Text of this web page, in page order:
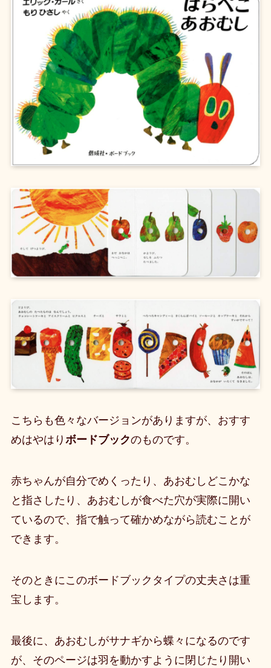
こちらも色々なバージョンがありますが、おすす
めはやはり ボードブックのものです。
赤ちゃんが自分でめくったり、あおむしどこかな
と指さしたり、あおむしが食べた穴が実際に開い
ているので、指で触って確かめながら読むことが
できます。
そのときにこのボードブックタイプの丈夫さは重
宝します。
最後に、あおむしがサナギから蝶々になるのです
が、そのページは羽を動かすように閉じたり開い